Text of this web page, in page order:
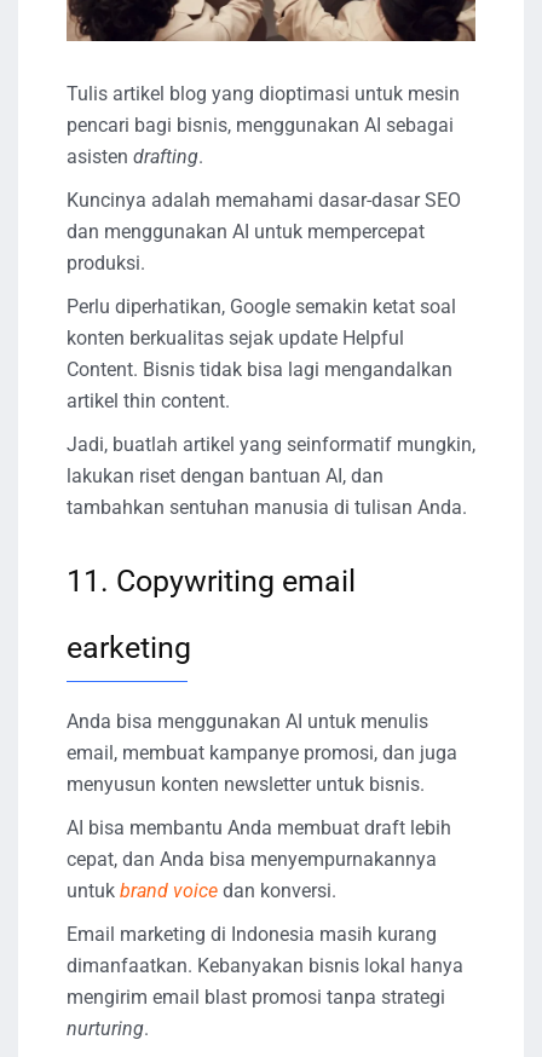
Tulis artikel blog yang dioptimasi untuk mesin
pencari bagi bisnis, menggunakan AI sebagai
asisten drafting.
Kuncinya adalah memahami dasar-dasar SEO
dan menggunakan AI untuk mempercepat
produksi.
Perlu diperhatikan, Google semakin ketat soal
konten berkualitas sejak update Helpful
Content. Bisnis tidak bisa lagi mengandalkan
artikel thin content.
Jadi, buatlah artikel yang seinformatif mungkin,
lakukan riset dengan bantuan AI, dan
tambahkan sentuhan manusia di tulisan Anda.
11. Copywriting email
earketing
Anda bisa menggunakan AI untuk menulis
email, membuat kampanye promosi, dan juga
menyusun konten newsletter untuk bisnis.
AI bisa membantu Anda membuat draft lebih
cepat, dan Anda bisa menyempurnakannya
untuk brand voice dan konversi.
Email marketing di Indonesia masih kurang
dimanfaatkan. Kebanyakan bisnis lokal hanya
mengirim email blast promosi tanpa strategi
nurturing.